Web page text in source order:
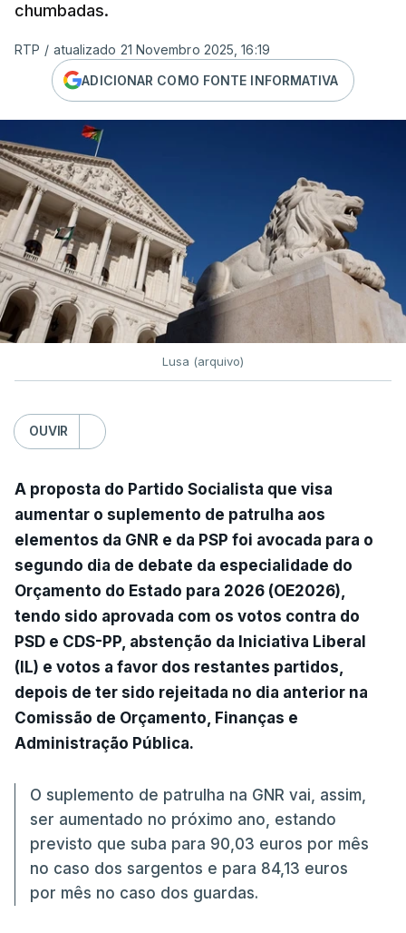
chumbadas.
RTP / atualizado 21 Novembro 2025, 16:19
ADICIONAR COMO FONTE INFORMATIVA
Lusa (arquivo)
OUVIR
A proposta do Partido Socialista que visa
aumentar o suplemento de patrulha aos
elementos da GNR e da PSP foi avocada para o
segundo dia de debate da especialidade do
Orçamento do Estado para 2026 (OE2026),
tendo sido aprovada com os votos contra do
PSD e CDS-PP, abstenção da Iniciativa Liberal
(IL) e votos a favor dos restantes partidos,
depois de ter sido rejeitada no dia anterior na
Comissão de Orçamento, Finanças e
Administração Pública.
O suplemento de patrulha na GNR vai, assim,
ser aumentado no próximo ano, estando
previsto que suba para 90,03 euros por mês
no caso dos sargentos e para 84,13 euros
por mês no caso dos guardas.